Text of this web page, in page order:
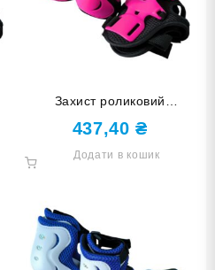
Захист роликовий
наколінники, налокітники,
накладки на кисті розмір M
HJ-HDD-М-rose red
437,40₴
Додати в кошик